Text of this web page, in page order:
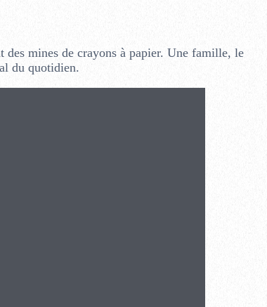
des mines de crayons à papier. Une famille, le
du quotidien.